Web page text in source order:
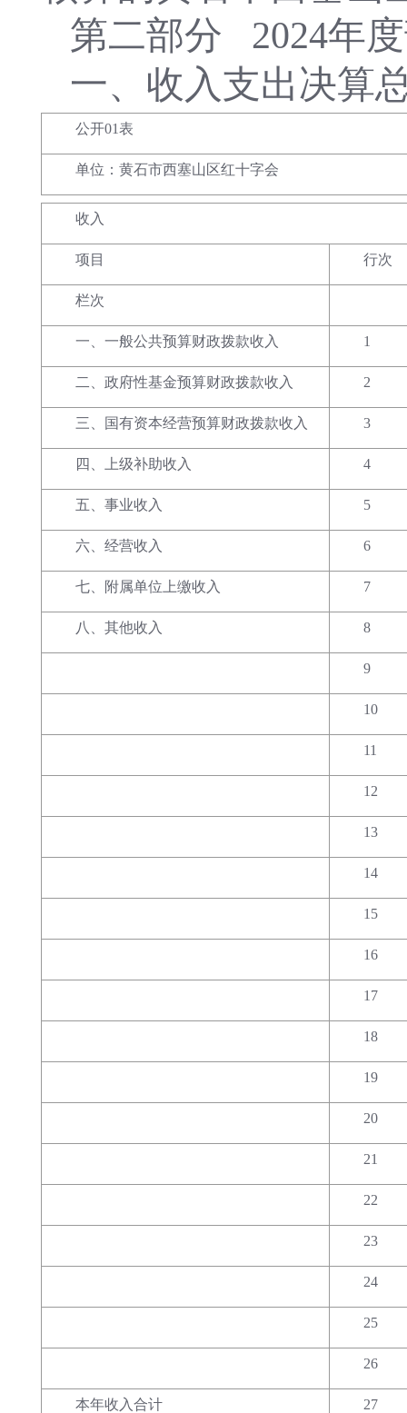
第二部分
2024年
一、收入支出决算
公开01表
单位：黄石市西塞山区红十字会
收入
项目 行次
栏次
一、一般公共预算财政拨款收入 1
二、政府性基金预算财政拨款收入 2
三、国有资本经营预算财政拨款收入 3
四、上级补助收入 4
五、事业收入 5
六、经营收入 6
七、附属单位上缴收入 7
八、其他收入 8
9
10
11
12
13
14
15
16
17
18
19
20
21
22
23
24
25
26
本年收入合计 27